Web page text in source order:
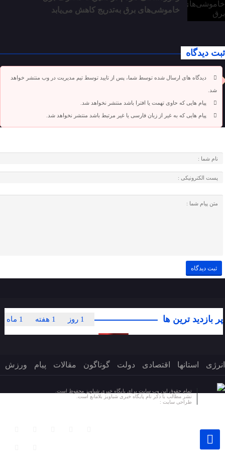
خاموشی‌های برق به‌تدریج کاهش می‌یابد
ثبت دیدگاه
دیدگاه های ارسال شده توسط شما، پس از تایید توسط تیم مدیریت در وب منتشر خواهد
شد.
پیام هایی که حاوی تهمت یا افترا باشد منتشر نخواهد شد.
پیام هایی که به غیر از زبان فارسی یا غیر مرتبط باشد منتشر نخواهد شد.
پر بازدید ترین ها 1 ماه 1 هفته 1 روز
انرژی استانها اقتصادی دولت گوناگون مقالات پیام ورزش
تمام حقوق این وب سایت برای پایگاه خبری شباویز محفوظ است.
نشر مطالب با ذکر نام پایگاه خبری شباویز بلامانع است.
طراحی سایت :